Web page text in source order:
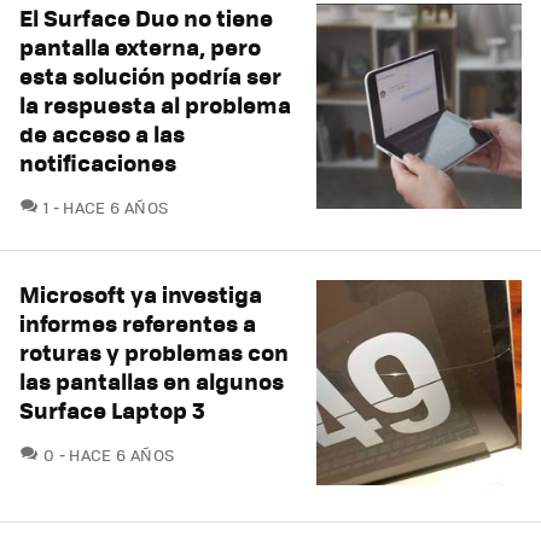
El Surface Duo no tiene
pantalla externa, pero
esta solución podría ser
la respuesta al problema
de acceso a las
notificaciones
1 COMENTARIOS
HACE 6 AÑOS
Microsoft ya investiga
informes referentes a
roturas y problemas con
las pantallas en algunos
Surface Laptop 3
0 COMENTARIOS
HACE 6 AÑOS